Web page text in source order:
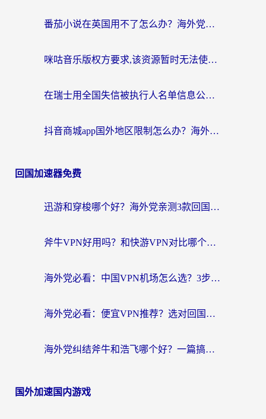
番茄小说在英国用不了怎么办？海外党亲测有效的回国加速解决方案
咪咕音乐版权方要求,该资源暂时无法使用？海外党这样解决听歌听书+看剧炒股难题
在瑞士用全国失信被执行人名单信息公布与查询地区限制怎么办？还能看欧洲杯直播和咪咕视频吗？
抖音商城app国外地区限制怎么办？海外党解锁国内内容的实用指南
回国加速器免费
迅游和穿梭哪个好？海外党亲测3款回国加速器+手游加速对比，附避坑指南
斧牛VPN好用吗？和快游VPN对比哪个回国效果更好？马来西亚留学生亲测分享
海外党必看：中国VPN机场怎么选？3步教你无缝访问国内资源（附避坑指南）
海外党必看：便宜VPN推荐？选对回国加速器才能无缝刷国内剧玩国服
海外党纠结斧牛和浩飞哪个好？一篇搞定回国加速器选择+无缝访问国内资源指南
国外加速国内游戏